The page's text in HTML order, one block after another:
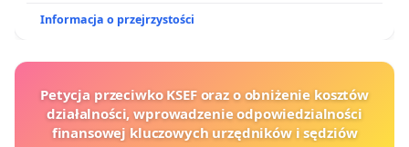
Informacja o przejrzystości
Petycja przeciwko KSEF oraz o obniżenie kosztów
działalności, wprowadzenie odpowiedzialności
finansowej kluczowych urzędników i sędziów